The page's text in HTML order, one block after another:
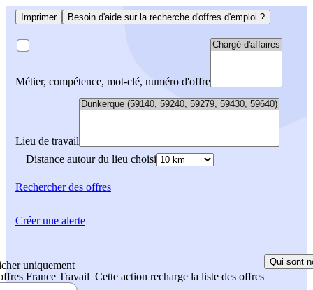
Imprimer Besoin d'aide sur la recherche d'offres d'emploi ?
Métier, compétence, mot-clé, numéro d'offre
Lieu de travail
Distance autour du lieu choisi
Rechercherdes offres
uniquement
France Travail Cette action recharge la liste des offres
Qui sont
Créer une alerte